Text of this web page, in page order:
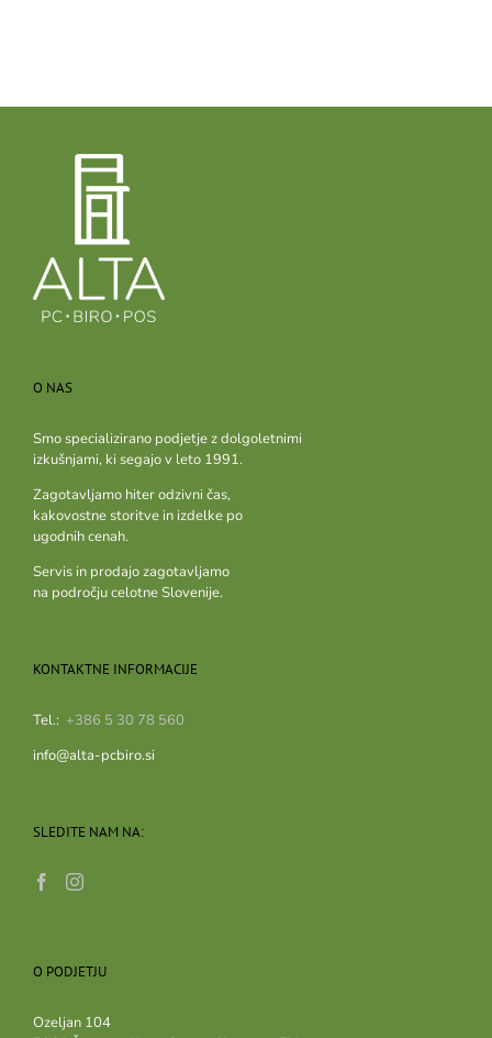
O NAS
Smo specializirano podjetje z dolgoletnimi
izkušnjami, ki segajo v leto 1991.
Zagotavljamo hiter odzivni čas,
kakovostne storitve in izdelke po
ugodnih cenah.
Servis in prodajo zagotavljamo
na področju celotne Slovenije.
KONTAKTNE INFORMACIJE
Tel.: +386 5 30 78 560
info@alta-pcbiro.si
SLEDITE NAM NA:
O PODJETJU
Ozeljan 104